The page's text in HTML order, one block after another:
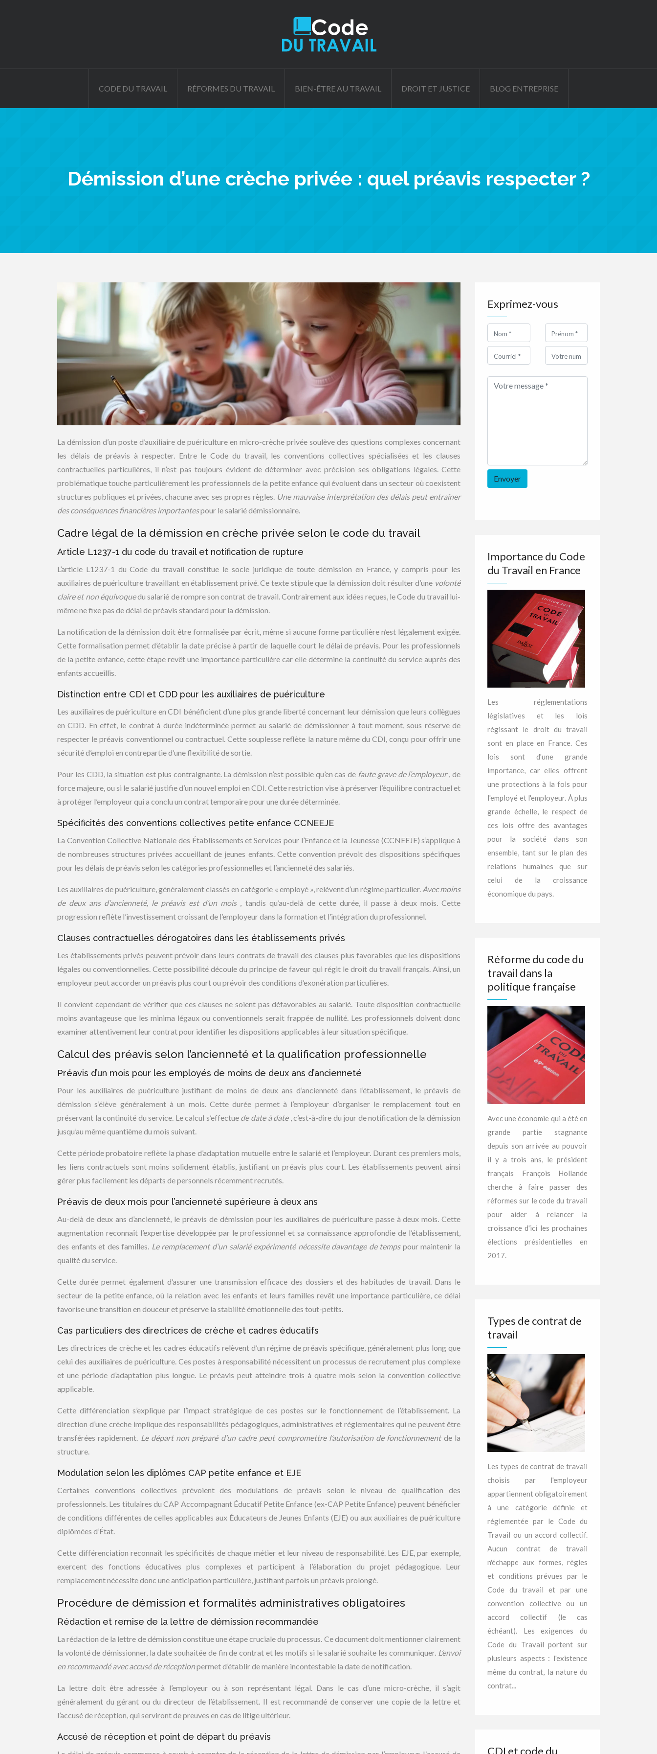
CODE DU TRAVAIL RÉFORMES DU TRAVAIL BIEN-ÊTRE AU TRAVAIL DROIT ET JUSTICE BLOG ENTREPRISE
Démission d’une crèche privée : quel préavis respecter ?
La démission d’un poste d’auxiliaire de puériculture en micro-crèche privée soulève des questions complexes concernant
les délais de préavis à respecter. Entre le Code du travail, les conventions collectives spécialisées et les clauses
contractuelles particulières, il n’est pas toujours évident de déterminer avec précision ses obligations légales. Cette
problématique touche particulièrement les professionnels de la petite enfance qui évoluent dans un secteur où coexistent
structures publiques et privées, chacune avec ses propres règles. Une mauvaise interprétation des délais peut entraîner
des conséquences financières importantespour le salarié démissionnaire.
Cadre légal de la démission en crèche privée selon le code du travail
Article L1237-1 du code du travail et notification de rupture
L’article L1237-1 du Code du travail constitue le socle juridique de toute démission en France, y compris pour les
auxiliaires de puériculture travaillant en établissement privé. Ce texte stipule que la démission doit résulter d’une volonté
claire et non équivoquedu salarié de rompre son contrat de travail. Contrairement aux idées reçues, le Code du travail lui-
même ne fixe pas de délai de préavis standard pour la démission.
La notification de la démission doit être formalisée par écrit, même si aucune forme particulière n’est légalement exigée.
Cette formalisation permet d’établir la date précise à partir de laquelle court le délai de préavis. Pour les professionnels
de la petite enfance, cette étape revêt une importance particulière car elle détermine la continuité du service auprès des
enfants accueillis.
Distinction entre CDI et CDD pour les auxiliaires de puériculture
Les auxiliaires de puériculture en CDI bénéficient d’une plus grande liberté concernant leur démission que leurs collègues
en CDD. En effet, le contrat à durée indéterminée permet au salarié de démissionner à tout moment, sous réserve de
respecter le préavis conventionnel ou contractuel. Cette souplesse reflète la nature même du CDI, conçu pour offrir une
sécurité d’emploi en contrepartie d’une flexibilité de sortie.
Pour les CDD, la situation est plus contraignante. La démission n’est possible qu’en cas de faute grave de l’employeur, de
force majeure, ou si le salarié justifie d’un nouvel emploi en CDI. Cette restriction vise à préserver l’équilibre contractuel et
à protéger l’employeur qui a conclu un contrat temporaire pour une durée déterminée.
Spécificités des conventions collectives petite enfance CCNEEJE
La Convention Collective Nationale des Établissements et Services pour l’Enfance et la Jeunesse (CCNEEJE) s’applique à
de nombreuses structures privées accueillant de jeunes enfants. Cette convention prévoit des dispositions spécifiques
pour les délais de préavis selon les catégories professionnelles et l’ancienneté des salariés.
Les auxiliaires de puériculture, généralement classés en catégorie « employé », relèvent d’un régime particulier. Avec moins
de deux ans d’ancienneté, le préavis est d’un mois , tandis qu’au-delà de cette durée, il passe à deux mois. Cette
progression reflète l’investissement croissant de l’employeur dans la formation et l’intégration du professionnel.
Clauses contractuelles dérogatoires dans les établissements privés
Les établissements privés peuvent prévoir dans leurs contrats de travail des clauses plus favorables que les dispositions
légales ou conventionnelles. Cette possibilité découle du principe de faveur qui régit le droit du travail français. Ainsi, un
employeur peut accorder un préavis plus court ou prévoir des conditions d’exonération particulières.
Il convient cependant de vérifier que ces clauses ne soient pas défavorables au salarié. Toute disposition contractuelle
moins avantageuse que les minima légaux ou conventionnels serait frappée de nullité. Les professionnels doivent donc
examiner attentivement leur contrat pour identifier les dispositions applicables à leur situation spécifique.
Calcul des préavis selon l’ancienneté et la qualification professionnelle
Préavis d’un mois pour les employés de moins de deux ans d’ancienneté
Pour les auxiliaires de puériculture justifiant de moins de deux ans d’ancienneté dans l’établissement, le préavis de
démission s’élève généralement à un mois. Cette durée permet à l’employeur d’organiser le remplacement tout en
préservant la continuité du service. Le calcul s’effectue de date à date , c’est-à-dire du jour de notification de la démission
jusqu’au même quantième du mois suivant.
Cette période probatoire reflète la phase d’adaptation mutuelle entre le salarié et l’employeur. Durant ces premiers mois,
les liens contractuels sont moins solidement établis, justifiant un préavis plus court. Les établissements peuvent ainsi
gérer plus facilement les départs de personnels récemment recrutés.
Préavis de deux mois pour l’ancienneté supérieure à deux ans
Au-delà de deux ans d’ancienneté, le préavis de démission pour les auxiliaires de puériculture passe à deux mois. Cette
augmentation reconnaît l’expertise développée par le professionnel et sa connaissance approfondie de l’établissement,
des enfants et des familles. Le remplacement d’un salarié expérimenté nécessite davantage de temps pour maintenir la
qualité du service.
Cette durée permet également d’assurer une transmission efficace des dossiers et des habitudes de travail. Dans le
secteur de la petite enfance, où la relation avec les enfants et leurs familles revêt une importance particulière, ce délai
favorise une transition en douceur et préserve la stabilité émotionnelle des tout-petits.
Cas particuliers des directrices de crèche et cadres éducatifs
Les directrices de crèche et les cadres éducatifs relèvent d’un régime de préavis spécifique, généralement plus long que
celui des auxiliaires de puériculture. Ces postes à responsabilité nécessitent un processus de recrutement plus complexe
et une période d’adaptation plus longue. Le préavis peut atteindre trois à quatre mois selon la convention collective
applicable.
Cette différenciation s’explique par l’impact stratégique de ces postes sur le fonctionnement de l’établissement. La
direction d’une crèche implique des responsabilités pédagogiques, administratives et réglementaires qui ne peuvent être
transférées rapidement. Le départ non préparé d’un cadre peut compromettre l’autorisation de fonctionnement de la
structure.
Modulation selon les diplômes CAP petite enfance et EJE
Certaines conventions collectives prévoient des modulations de préavis selon le niveau de qualification des
professionnels. Les titulaires du CAP Accompagnant Éducatif Petite Enfance (ex-CAP Petite Enfance) peuvent bénéficier
de conditions différentes de celles applicables aux Éducateurs de Jeunes Enfants (EJE) ou aux auxiliaires de puériculture
diplômées d’État.
Cette différenciation reconnaît les spécificités de chaque métier et leur niveau de responsabilité. Les EJE, par exemple,
exercent des fonctions éducatives plus complexes et participent à l’élaboration du projet pédagogique. Leur
remplacement nécessite donc une anticipation particulière, justifiant parfois un préavis prolongé.
Procédure de démission et formalités administratives obligatoires
Rédaction et remise de la lettre de démission recommandée
La rédaction de la lettre de démission constitue une étape cruciale du processus. Ce document doit mentionner clairement
la volonté de démissionner, la date souhaitée de fin de contrat et les motifs si le salarié souhaite les communiquer. L’envoi
en recommandé avec accusé de réceptionpermet d’établir de manière incontestable la date de notification.
La lettre doit être adressée à l’employeur ou à son représentant légal. Dans le cas d’une micro-crèche, il s’agit
généralement du gérant ou du directeur de l’établissement. Il est recommandé de conserver une copie de la lettre et
l’accusé de réception, qui serviront de preuves en cas de litige ultérieur.
Accusé de réception et point de départ du préavis
Exprimez-vous
Importance du Code
du Travail en France
Les réglementations
législatives et les lois
régissant le droit du travail
sont en place en France. Ces
lois sont d'une grande
importance, car elles offrent
une protections à la fois pour
l'employé et l'employeur. À plus
grande échelle, le respect de
ces lois offre des avantages
pour la société dans son
ensemble, tant sur le plan des
relations humaines que sur
celui de la croissance
économique du pays.
Réforme du code du
travail dans la
politique française
Avec une économie qui a été en
grande partie stagnante
depuis son arrivée au pouvoir
il y a trois ans, le président
français François Hollande
cherche à faire passer des
réformes sur le code du travail
pour aider à relancer la
croissance d'ici les prochaines
élections présidentielles en
2017.
Types de contrat de
travail
Les types de contrat de travail
choisis par l'employeur
appartiennent obligatoirement
à une catégorie définie et
réglementée par le Code du
Travail ou un accord collectif.
Aucun contrat de travail
n'échappe aux formes, règles
et conditions prévues par le
Code du travail et par une
convention collective ou un
accord collectif (le cas
échéant). Les exigences du
Code du Travail portent sur
plusieurs aspects : l'existence
même du contrat, la nature du
contrat...
CDI et code du